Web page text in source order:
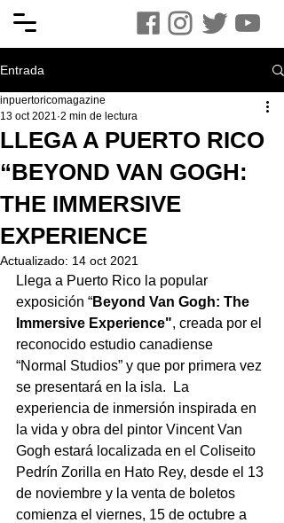
Entrada
LLEGA A PUERTO RICO
“BEYOND VAN GOGH:
THE IMMERSIVE
EXPERIENCE
inpuertoricomagazine
13 oct 2021 2 min de lectura
Actualizado: 14 oct 2021
Llega a Puerto Rico la popular
exposición “Beyond Van Gogh: The
Immersive Experience", creada por el
reconocido estudio canadiense
“Normal Studios” y que por primera vez
se presentará en la isla.  La
experiencia de inmersión inspirada en
la vida y obra del pintor Vincent Van
Gogh estará localizada en el Coliseito
Pedrín Zorilla en Hato Rey, desde el 13
de noviembre y la venta de boletos
comienza el viernes, 15 de octubre a